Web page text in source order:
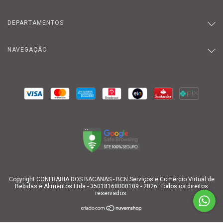
DEPARTAMENTOS
NAVEGAÇÃO
Copyright CONFRARIA DOS BACANAS - BCN Serviços e Comércio Virtual de
Bebidas e Alimentos Ltda - 35018168000109 - 2026. Todos os direitos
reservados.